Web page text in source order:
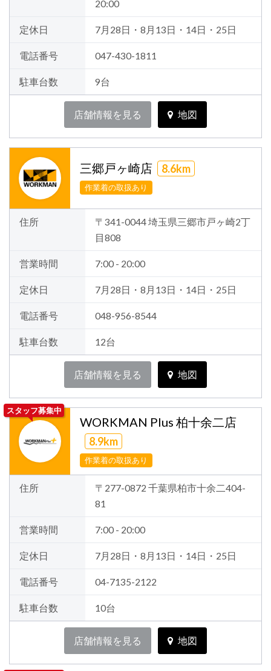
20:00
定休日 7月28日・8月13日・14日・25日
電話番号 047-430-1811
駐車台数 9台
店舗情報を見る 地図
三郷戸ヶ崎店 8.6km
作業着の取扱あり
住所
〒341-0044 埼玉県三郷市戸ヶ崎2丁
目808
営業時間 7:00 - 20:00
定休日 7月28日・8月13日・14日・25日
電話番号 048-956-8544
駐車台数 12台
店舗情報を見る 地図
スタッフ募集中
WORKMAN Plus 柏十余二店
8.9km
作業着の取扱あり
住所
〒277-0872 千葉県柏市十余二404-
81
営業時間 7:00 - 20:00
定休日 7月28日・8月13日・14日・25日
電話番号 04-7135-2122
駐車台数 10台
店舗情報を見る 地図